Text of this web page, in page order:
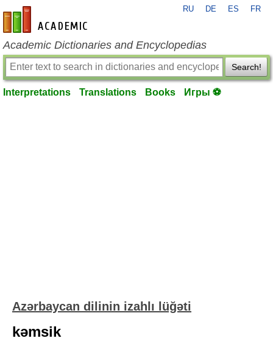
en-academic.com
RU DE ES FR
Academic Dictionaries and Encyclopedias
Search!
Interpretations Translations Books Игры ⚽
Azərbaycan dilinin izahlı lüğəti
kəmsik